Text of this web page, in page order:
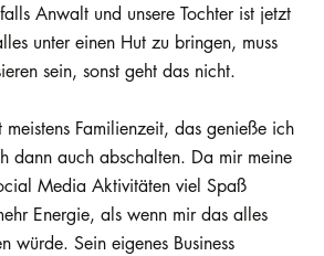
Anwalt und unsere Tochter ist jetzt
unter einen Hut zu bringen, muss
sein, sonst geht das nicht.
Familienzeit, das genieße ich
dann auch abschalten. Da mir meine
Media Aktivitäten viel Spaß
Energie, als wenn mir das alles
würde. Sein eigenes Business